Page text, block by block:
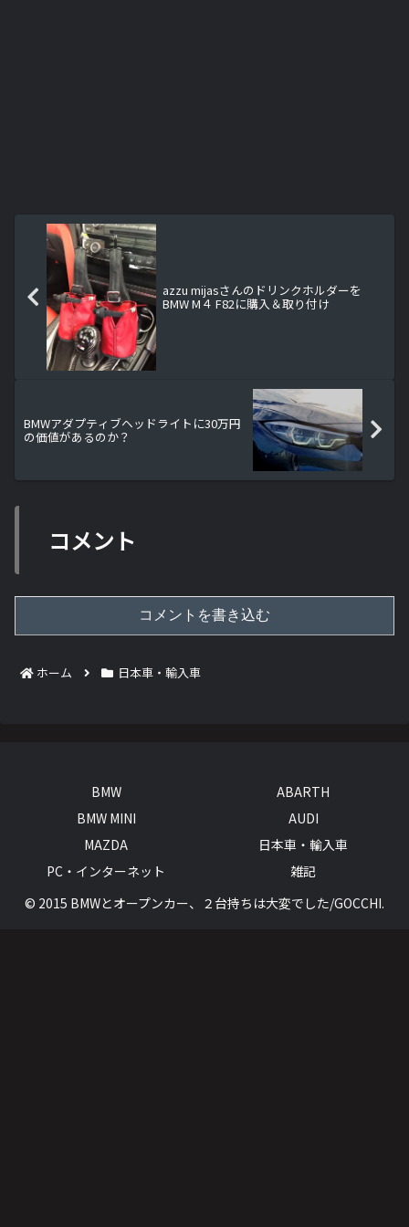
azzu mijasさんのドリンクホルダーを
BMW M４ F82に購入＆取り付け
BMWアダプティブヘッドライトに30万円
の価値があるのか？
コメント
コメントを書き込む
ホーム 日本車・輸入車
BMW
ABARTH
BMW MINI
AUDI
MAZDA
日本車・輸入車
PC・インターネット
雑記
© 2015 BMWとオープンカー、２台持ちは大変でした/GOCCHI.